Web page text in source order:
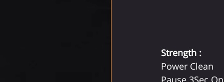
Strength :
Power Clean
Pause 3Sec